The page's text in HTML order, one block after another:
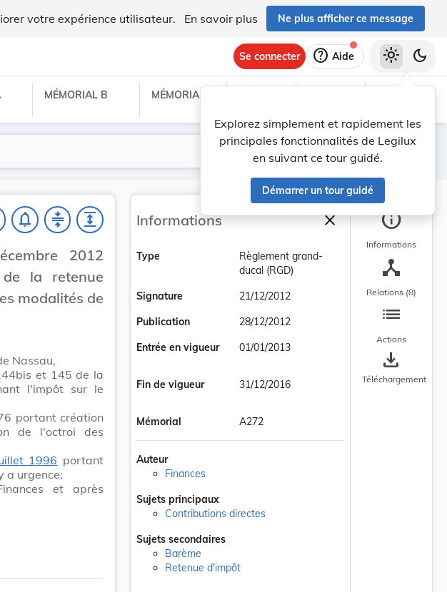
votre expérience utilisateur. En savoir plus Ne plus afficher ce message
Se connecter help Aide
Explorez simplement et rapidement les
principales fonctionnalités de Legilux
en suivant ce tour guidé.
Démarrer un tour guidé
light_mode dark_mode
MÉMORIAL B MÉMORIAL C
Lancer la recherche
Filtres
notifications_none compress expand
2012
la retenue
modalités de
Nassau,
et 145 de la
l'impôt sur le
portant création
de l'octroi des
1996 portant
a urgence;
et après
Informations closeFermer la barre
Type
Règlement grand-
ducal (RGD)
Signature
21/12/2012
Publication
28/12/2012
Entrée en vigueur
01/01/2013
Fin de vigueur 31/12/2016
Mémorial A272
Auteur
Finances
Sujets principaux
Contributions directes
Sujets secondaires
Barème
Retenue d'impôt
info
Informations
device_hub
Relations (8)
list
Actions
save_alt
Téléchargement